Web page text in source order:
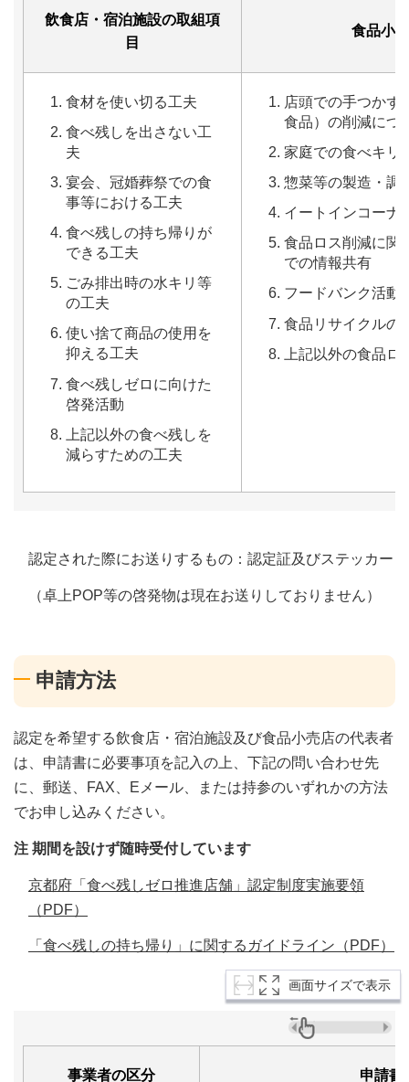
飲食店・宿泊施設の取組項
目
食品小
食材を使い切る工夫
食べ残しを出さない工
夫
宴会、冠婚葬祭での食
事等における工夫
食べ残しの持ち帰りが
できる工夫
ごみ排出時の水キリ等
の工夫
使い捨て商品の使用を
抑える工夫
食べ残しゼロに向けた
啓発活動
上記以外の食べ残しを
減らすための工夫
店頭での手つかず
食品）の削減につ
家庭での食べキリ
惣菜等の製造・調
イートインコーナ
食品ロス削減に関
での情報共有
フードバンク活動
食品リサイクルの
上記以外の食品
認定された際にお送りするもの：認定証及びステッカー
（卓上POP等の啓発物は現在お送りしておりません）
申請方法
認定を希望する飲食店・宿泊施設及び食品小売店の代表者
は、申請書に必要事項を記入の上、下記の問い合わせ先
に、郵送、FAX、Eメール、または持参のいずれかの方法
でお申し込みください。
注 期間を設けず随時受付しています
京都府「食べ残しゼロ推進店舗」認定制度実施要領
（PDF）
「食べ残しの持ち帰り」に関するガイドライン（PDF）
画面サイズで表示
事業者の区分 申請書